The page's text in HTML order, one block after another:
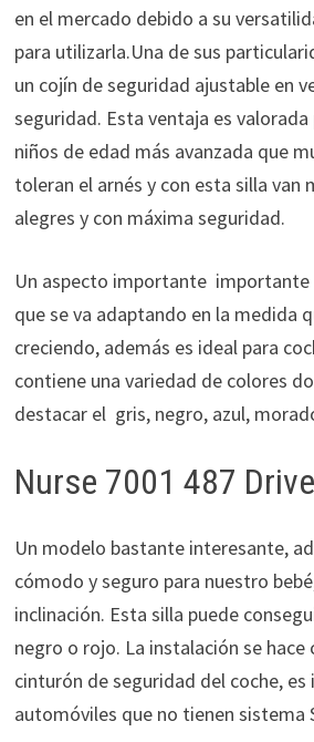
en el mercado debido a su
para utilizarla.Una de sus
un cojín de seguridad ajustable en
seguridad. Esta ventaja es
niños de edad más avanzada que
toleran el arnés y con esta silla van
alegres y con máxima seguridad.
Un aspecto importante importante
que se va adaptando en la medida
creciendo, además es ideal para
contiene una variedad de colores
destacar el gris, negro, azul,
Nurse 7001 487
Un modelo bastante interesante,
cómodo y seguro para nuestro
inclinación. Esta silla puede
negro o rojo. La instalación se hace
cinturón de seguridad del coche, es
automóviles que no tienen sistema